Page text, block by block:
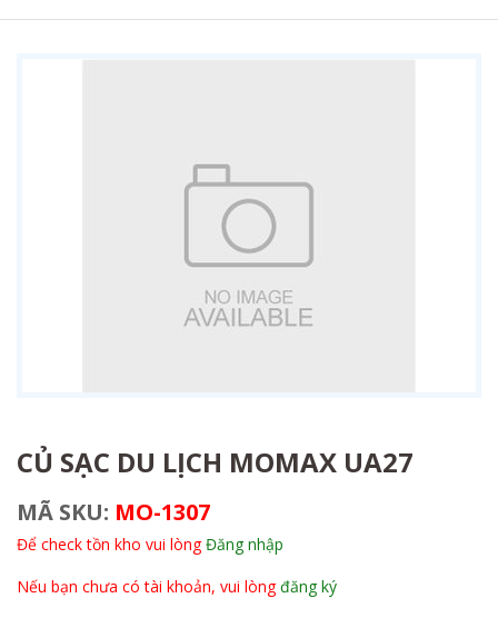
CỦ SẠC DU LỊCH MOMAX UA27
MÃ SKU: MO-1307
Để check tồn kho vui lòngĐăng nhập
Nếu bạn chưa có tài khoản, vui lòngđăng ký